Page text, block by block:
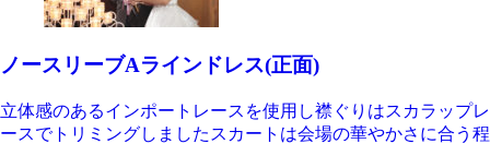
ノースリーブAラインドレス(正面)
立体感のあるインポートレースを使用し襟ぐりはスカラップレ
ースでトリミングしましたスカートは会場の華やかさに合う程